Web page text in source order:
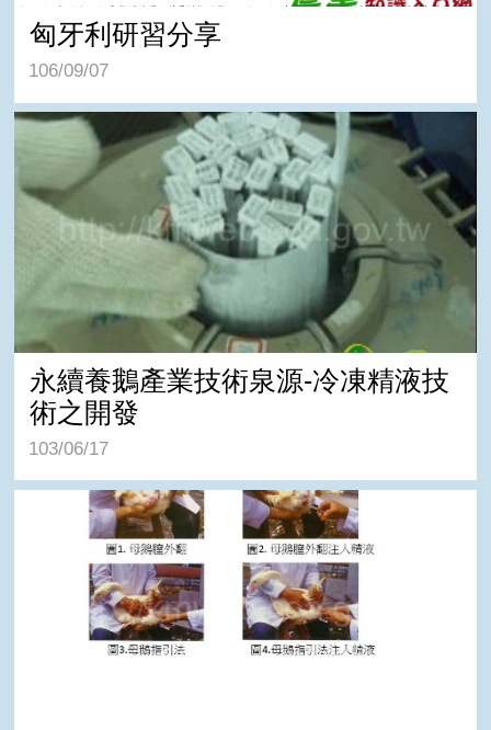
匈牙利研習分享
106/09/07
永續養鵝產業技術泉源-冷凍精液技術之開發
永續養鵝產業技術泉源-冷凍精液技
術之開發
103/06/17
永續養鵝產業技術泉源-臺灣鵝人工授精技術應用